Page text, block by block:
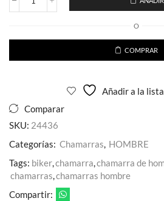
Chamarra
Hombre
cantidad
O
COMPRAR
Añadir a la
Comparar
SKU: 24436
Categorías: Chamarras, HOMBRE
Tags: biker,chamarra,chamarra de
chamarras,chamarras hombre
Compartir: